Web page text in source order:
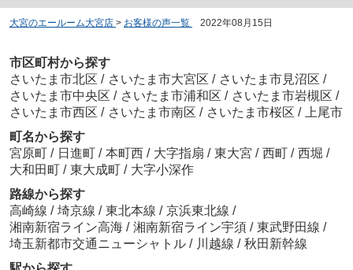
大宮のエールーム大宮店 > お客様の声一覧 2022年08月15日
市区町村から探す
さいたま市北区 / さいたま市大宮区 / さいたま市見沼区 /
さいたま市中央区 / さいたま市浦和区 / さいたま市岩槻区 /
さいたま市西区 / さいたま市南区 / さいたま市桜区 /
上尾市
町名から探す
宮原町 / 日進町 / 本町西 / 大字指扇 / 東大宮 / 西町 / 西堀 /
大和田町 / 東大成町 / 大字小深作
路線から探す
高崎線 / 埼京線 / 東北本線 / 京浜東北線 /
湘南新宿ライン高海 / 湘南新宿ライン宇須 / 東武野田線 /
埼玉新都市交通ニューシャトル / 川越線 / 秋田新幹線